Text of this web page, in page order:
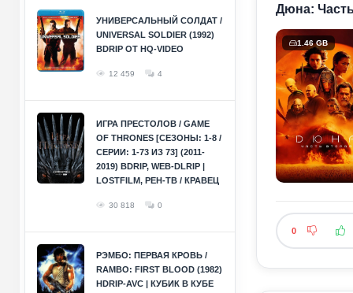
УНИВЕРСАЛЬНЫЙ СОЛДАТ /
UNIVERSAL SOLDIER (1992)
BDRIP ОТ HQ-VIDEO
12 459 4
ИГРА ПРЕСТОЛОВ / GAME
OF THRONES [СЕЗОНЫ: 1-8 /
СЕРИИ: 1-73 ИЗ 73] (2011-
2019) BDRIP, WEB-DLRIP |
LOSTFILM, РЕН-ТВ / КРАВЕЦ
30 818 0
РЭМБО: ПЕРВАЯ КРОВЬ /
RAMBO: FIRST BLOOD (1982)
HDRIP-AVC | КУБИК В КУБЕ
Дюна: Часть
1.46 GB
0